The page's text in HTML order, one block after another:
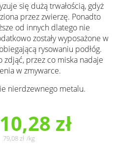
się dużą trwałością, gdyż
przez zwierzę. Ponadto
od innych dlatego nie
zostały wyposażone w
rysowaniu podłóg.
zdjąć, przez co miska nadaje
w zmywarce.
nierdzewnego metalu.
10,28 zł
79,08zł /kg